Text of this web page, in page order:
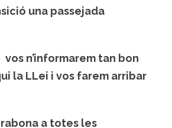
una passejada
vos n’informarem tan bon
la LLei i vos farem arribar
a totes les